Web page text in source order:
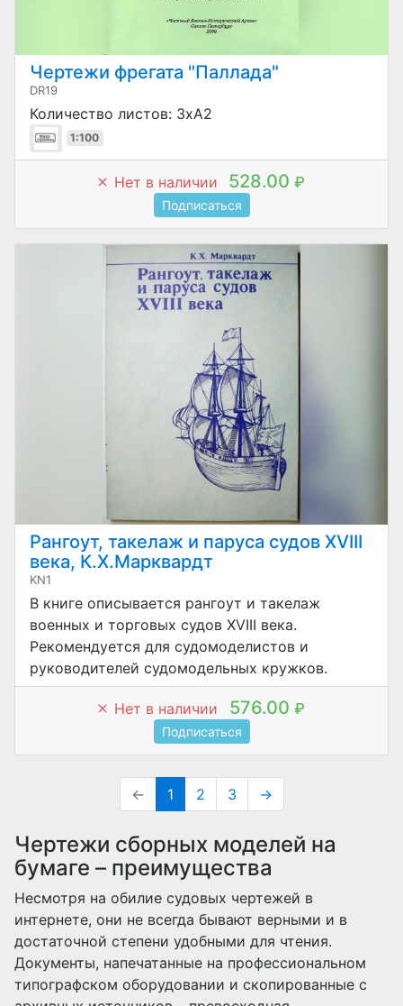
Чертежи фрегата "Паллада"
DR19
Количество листов: 3хА2
1:100
Нет в наличии 528.00 ₽
Подписаться
Рангоут, такелаж и паруса судов XVIII
века, К.Х.Марквардт
KN1
В книге описывается рангоут и такелаж
военных и торговых судов XVIII века.
Рекомендуется для судомоделистов и
руководителей судомодельных кружков.
Нет в наличии 576.00 ₽
Подписаться
← 1 2 3 →
Чертежи сборных моделей на
бумаге – преимущества
Несмотря на обилие судовых чертежей в
интернете, они не всегда бывают верными и в
достаточной степени удобными для чтения.
Документы, напечатанные на профессиональном
типографском оборудовании и скопированные с